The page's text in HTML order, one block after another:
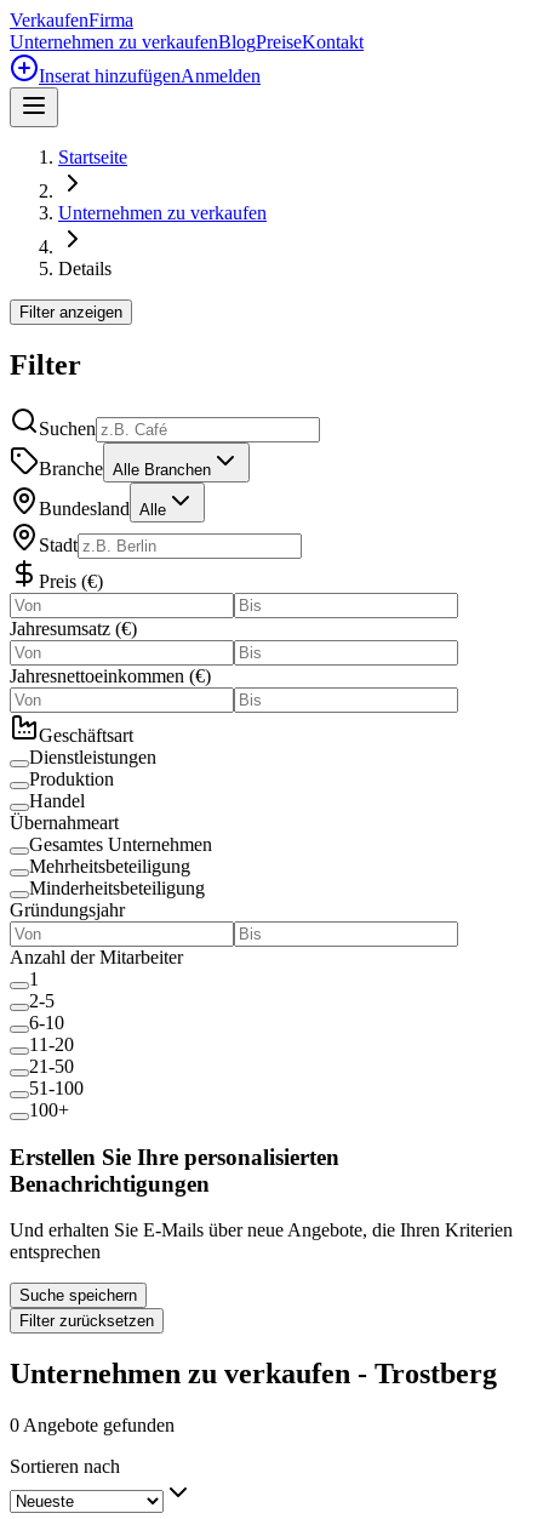
VerkaufenFirma
Unternehmen zu verkaufenBlogPreiseKontakt
Inserat hinzufügenAnmelden
Startseite
Unternehmen zu verkaufen
Details
Filter anzeigen
Filter
Suchen
Branche Alle Branchen
Bundesland Alle
Stadt
Preis (€)
Jahresumsatz (€)
Jahresnettoeinkommen (€)
Geschäftsart
Dienstleistungen
Produktion
Handel
Übernahmeart
Gesamtes Unternehmen
Mehrheitsbeteiligung
Minderheitsbeteiligung
Gründungsjahr
Anzahl der Mitarbeiter
1
2-5
6-10
11-20
21-50
51-100
100+
Erstellen Sie Ihre personalisierten
Benachrichtigungen
Und erhalten Sie E-Mails über neue Angebote, die Ihren Kriterien
entsprechen
Suche speichern
Filter zurücksetzen
Unternehmen zu verkaufen - Trostberg
0 Angebote gefunden
Sortieren nach